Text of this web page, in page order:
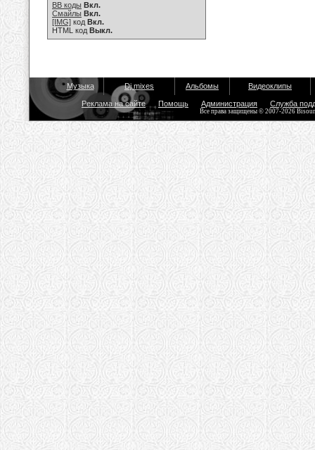
BB коды Вкл.
Смайлы Вкл.
[IMG] код Вкл.
HTML код Выкл.
Музыка Dj mixes Альбомы Видеоклипы
Реклама на сайте Помощь Администрация Служба
Все права защищены © 2007-2026